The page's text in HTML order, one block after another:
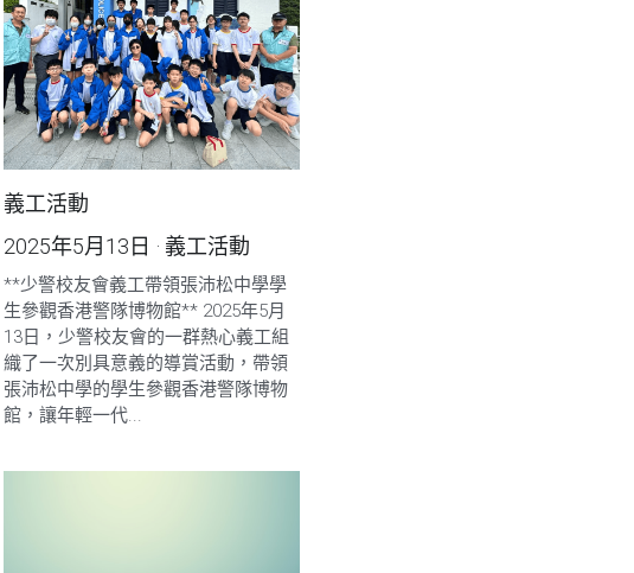
義工活動
2025年5月13日 · 義工活動
**少警校友會義工帶領張沛松中學學
生參觀香港警隊博物館** 2025年5月
13日，少警校友會的一群熱心義工組
織了一次別具意義的導賞活動，帶領
張沛松中學的學生參觀香港警隊博物
館，讓年輕一代...